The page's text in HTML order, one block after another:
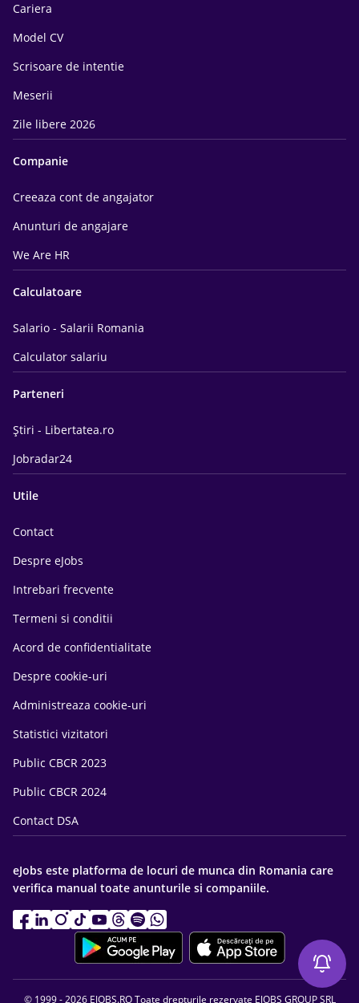
Cariera
Model CV
Scrisoare de intentie
Meserii
Zile libere 2026
Companie
Creeaza cont de angajator
Anunturi de angajare
We Are HR
Calculatoare
Salario - Salarii Romania
Calculator salariu
Parteneri
Știri - Libertatea.ro
Jobradar24
Utile
Contact
Despre eJobs
Intrebari frecvente
Termeni si conditii
Acord de confidentialitate
Despre cookie-uri
Administreaza cookie-uri
Statistici vizitatori
Public CBCR 2023
Public CBCR 2024
Contact DSA
eJobs este platforma de locuri de munca din Romania care
verifica manual toate anunturile si companiile.
© 1999 - 2026 EJOBS.RO Toate drepturile rezervate EJOBS GROUP SRL